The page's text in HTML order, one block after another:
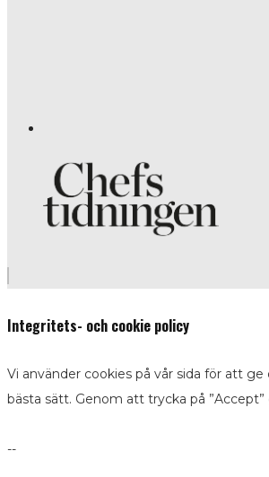
Integritets- och cookie policy
Vi använder cookies på vår sida för att
bästa sätt. Genom att trycka på
--